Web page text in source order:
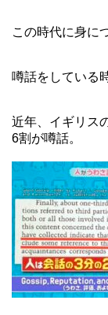
この時代に身に
噂話をしている
近年、イギリス
6割が噂話。